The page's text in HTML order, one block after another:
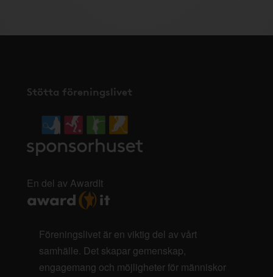
Stötta föreningslivet
En del av AwardIt
Föreningslivet är en viktig del av vårt
samhälle. Det skapar gemenskap,
engagemang och möjligheter för människor